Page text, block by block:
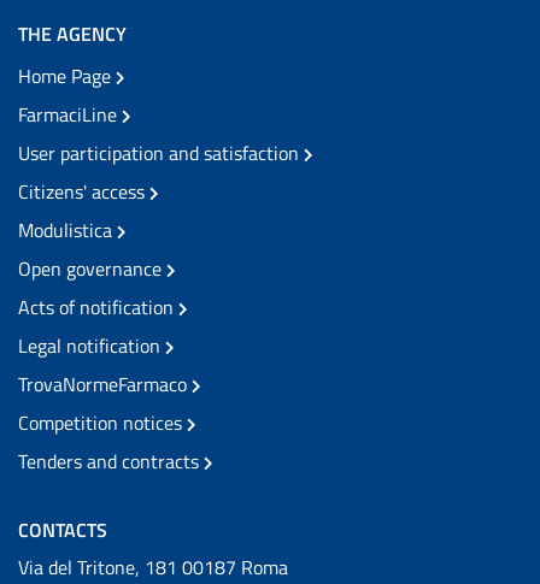
THE AGENCY
Home Page
FarmaciLine
User participation and satisfaction
Citizens' access
Modulistica
Open governance
Acts of notification
Legal notification
TrovaNormeFarmaco
Competition notices
Tenders and contracts
CONTACTS
Via del Tritone, 181 00187 Roma